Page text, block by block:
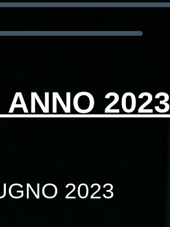
ANNO 2023
2023